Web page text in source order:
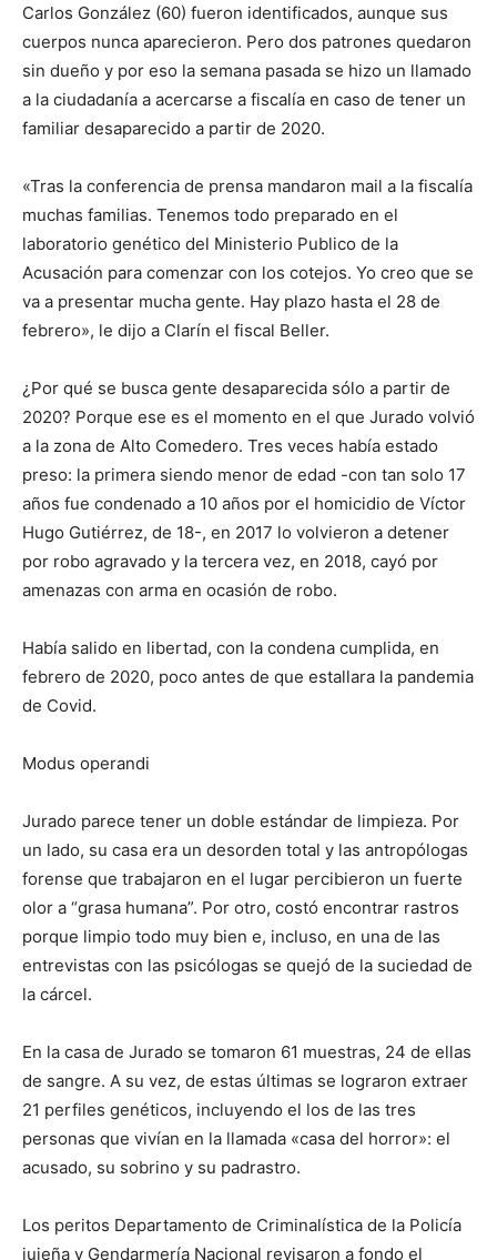
Carlos González (60) fueron identificados, aunque sus
cuerpos nunca aparecieron. Pero dos patrones quedaron
sin dueño y por eso la semana pasada se hizo un llamado
a la ciudadanía a acercarse a fiscalía en caso de tener un
familiar desaparecido a partir de 2020.
«Tras la conferencia de prensa mandaron mail a la fiscalía
muchas familias. Tenemos todo preparado en el
laboratorio genético del Ministerio Publico de la
Acusación para comenzar con los cotejos. Yo creo que se
va a presentar mucha gente. Hay plazo hasta el 28 de
febrero», le dijo a Clarín el fiscal Beller.
¿Por qué se busca gente desaparecida sólo a partir de
2020? Porque ese es el momento en el que Jurado volvió
a la zona de Alto Comedero. Tres veces había estado
preso: la primera siendo menor de edad -con tan solo 17
años fue condenado a 10 años por el homicidio de Víctor
Hugo Gutiérrez, de 18-, en 2017 lo volvieron a detener
por robo agravado y la tercera vez, en 2018, cayó por
amenazas con arma en ocasión de robo.
Había salido en libertad, con la condena cumplida, en
febrero de 2020, poco antes de que estallara la pandemia
de Covid.
Modus operandi
Jurado parece tener un doble estándar de limpieza. Por
un lado, su casa era un desorden total y las antropólogas
forense que trabajaron en el lugar percibieron un fuerte
olor a “grasa humana”. Por otro, costó encontrar rastros
porque limpio todo muy bien e, incluso, en una de las
entrevistas con las psicólogas se quejó de la suciedad de
la cárcel.
En la casa de Jurado se tomaron 61 muestras, 24 de ellas
de sangre. A su vez, de estas últimas se lograron extraer
21 perfiles genéticos, incluyendo el los de las tres
personas que vivían en la llamada «casa del horror»: el
acusado, su sobrino y su padrastro.
Los peritos Departamento de Criminalística de la Policía
jujeña y Gendarmería Nacional revisaron a fondo el